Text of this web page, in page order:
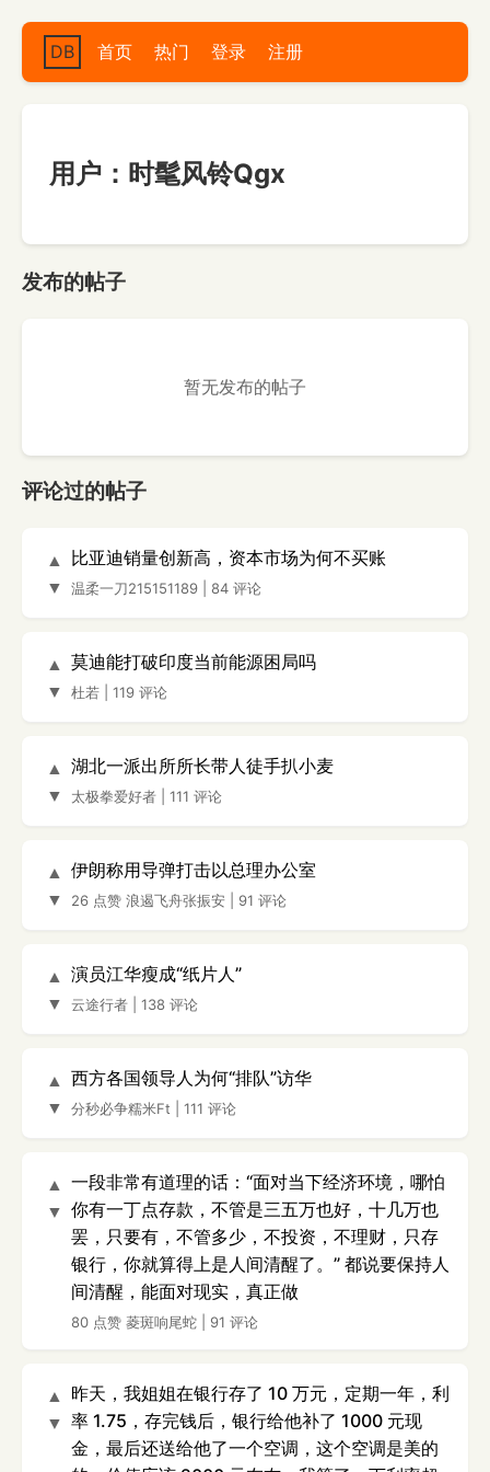
DB 首页 热门 登录 注册
用户：时髦风铃Qgx
发布的帖子
暂无发布的帖子
评论过的帖子
▲
▼
比亚迪销量创新高，资本市场为何不买账
温柔一刀215151189 84 评论
▲
▼
莫迪能打破印度当前能源困局吗
杜若 119 评论
▲
▼
湖北一派出所所长带人徒手扒小麦
太极拳爱好者 111 评论
▲
▼
伊朗称用导弹打击以总理办公室
26 点赞 浪遏飞舟张振安 91 评论
▲
▼
演员江华瘦成“纸片人”
云途行者 138 评论
▲
▼
西方各国领导人为何“排队”访华
分秒必争糯米Ft 111 评论
▲
▼
一段非常有道理的话：“面对当下经济环境，哪怕
你有一丁点存款，不管是三五万也好，十几万也
罢，只要有，不管多少，不投资，不理财，只存
银行，你就算得上是人间清醒了。” 都说要保持人
间清醒，能面对现实，真正做
80 点赞 菱斑响尾蛇 91 评论
▲
▼
昨天，我姐姐在银行存了 10 万元，定期一年，利
率 1.75，存完钱后，银行给他补了 1000 元现
金，最后还送给他了一个空调，这个空调是美的